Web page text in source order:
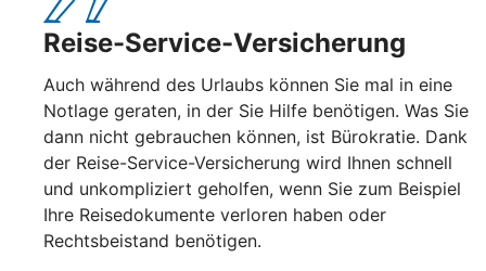
Reise-Service-Versicherung
Auch während des Urlaubs können Sie mal in eine
Notlage geraten, in der Sie Hilfe benötigen. Was Sie
dann nicht gebrauchen können, ist Bürokratie. Dank
der Reise-Service-Versicherung wird Ihnen schnell
und unkompliziert geholfen, wenn Sie zum Beispiel
Ihre Reisedokumente verloren haben oder
Rechtsbeistand benötigen.